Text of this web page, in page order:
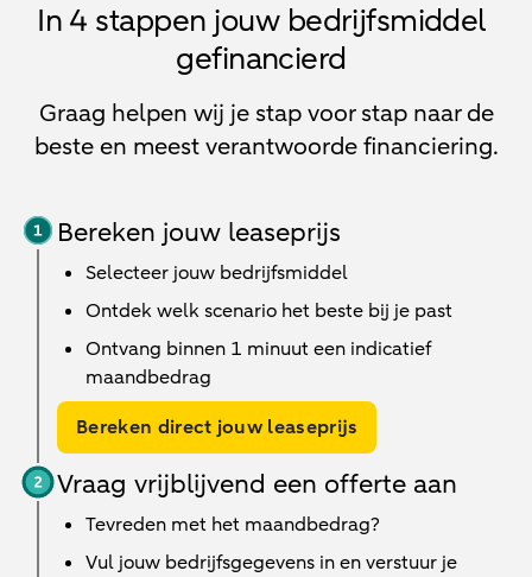
In 4 stappen jouw bedrijfsmiddel
gefinancierd
Graag helpen wij je stap voor stap naar de
beste en meest verantwoorde financiering.
Bereken jouw leaseprijs
Selecteer jouw bedrijfsmiddel
Ontdek welk scenario het beste bij je past
Ontvang binnen 1 minuut een indicatief
maandbedrag
Bereken direct jouw leaseprijs
Vraag vrijblijvend een offerte aan
Tevreden met het maandbedrag?
Vul jouw bedrijfsgegevens in en verstuur je